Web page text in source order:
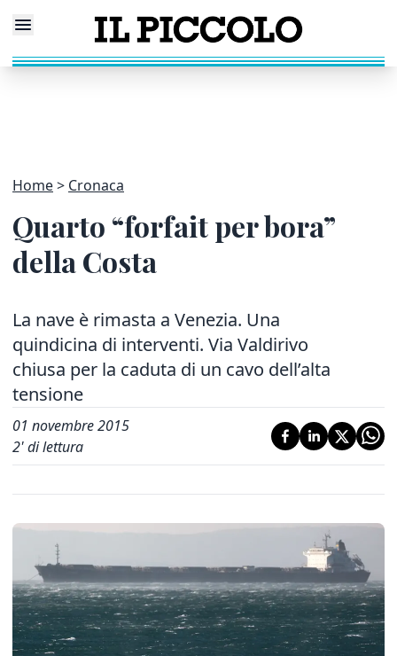
Home Cronaca
Quarto “forfait per bora”
della Costa
La nave è rimasta a Venezia. Una
quindicina di interventi. Via Valdirivo
chiusa per la caduta di un cavo dell’alta
tensione
01 novembre 2015
2' di lettura